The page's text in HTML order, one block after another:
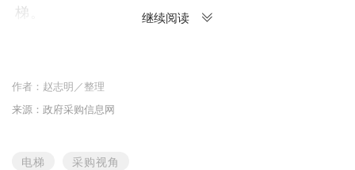
梯。
眼，采购总金额达到1.19亿元，包含20个项目。
医院电梯采购总金额达到1.05亿元，包含79个电
元，包含81个采购项目。政府机关电梯采购总金
继续阅读
作者： 赵志明／整理
来源：政府采购信息网
电梯 采购视角